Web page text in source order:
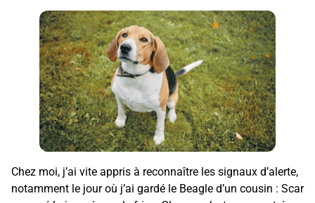
Chez moi, j’ai vite appris à reconnaître les signaux d’alerte,
notamment le jour où j’ai gardé le Beagle d’un cousin : Scar